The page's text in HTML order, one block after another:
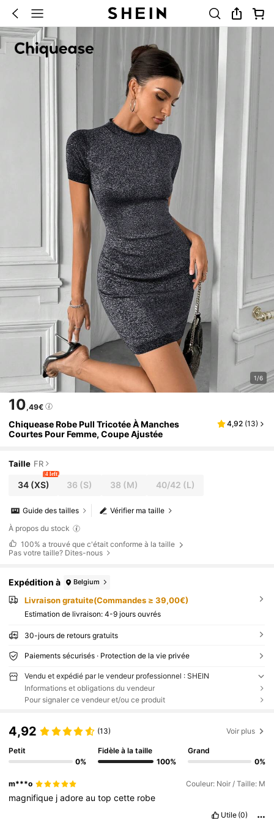
1/6
10,49€
Chiquease Robe Pull Tricotée À Manches
Courtes Pour Femme, Coupe Ajustée
4,92 (13)
Taille FR
34(XS)
4 left
36 (S) 38 (M) 40/42 (L)
Vérifier ma taille
Guide des tailles
À propos du stock
100% a trouvé que c'était conforme à la taille
Pas votre taille? Dites-nous
Expédition à Belgium
Livraison gratuite(Commandes ≥ 39,00€)
Estimation de livraison: 4-9 jours ouvrés
30-jours de retours gratuits
Paiements sécurisés · Protection de la vie privée
Vendu et expédié par le vendeur professionnel : SHEIN
Informations et obligations du vendeur
Pour signaler ce vendeur et/ou ce produit
4,92 (13) Voir plus
Petit
0%
Fidèle à la taille
100%
Grand
0%
m***o Couleur: Noir / Taille: M
magnifique jadoreautopcette robe
Utile (0)